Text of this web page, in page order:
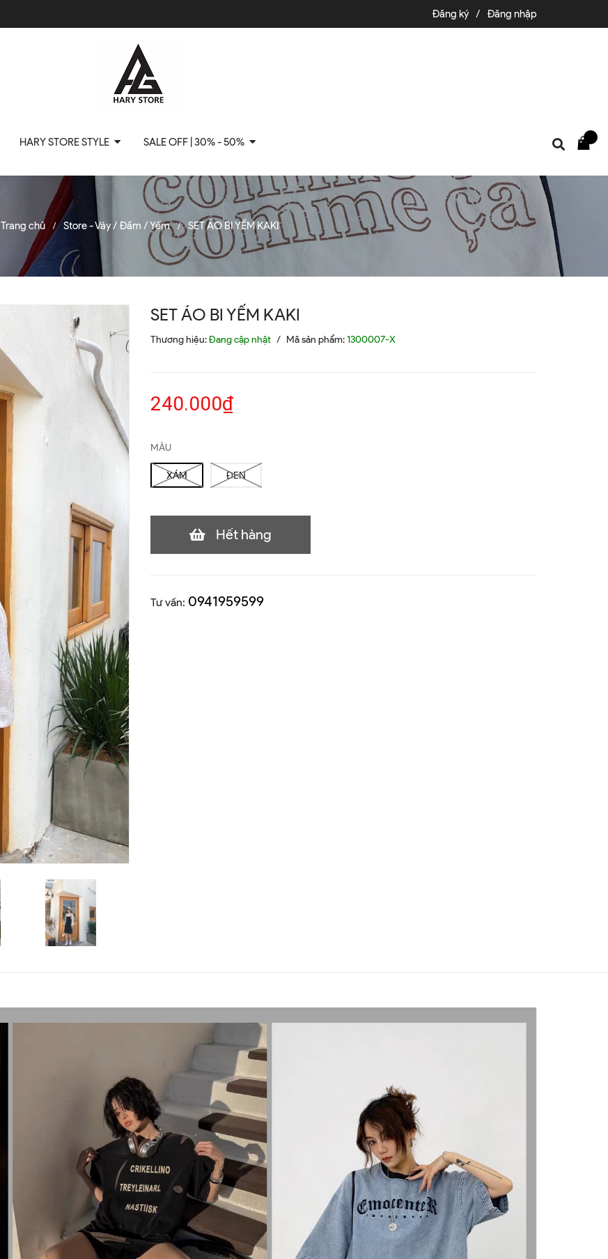
Đăng ký / Đăng nhập
HARY STORE STYLE SALE OFF | 30% - 50%
Trang chủ / Store - Váy / Đầm / Yếm / SET ÁO BI YẾM KAKI
SET ÁO BI YẾM KAKI
Thương hiệu:Đang cập nhật / Mã sản phẩm:1300007-X
240.000₫
MÀU
XÁM ĐEN
Hết hàng
Tư vấn: 0941959599